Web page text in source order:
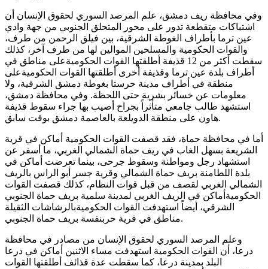
وفي محافظة ريف دمشق، علم المرصد السوري لحقوق الإنسان أن
اشتباكات متقطعة تدور على محور المتحلق الجنوبي من جهة وادي
عين ترما بأطراف الغوطة الشرقية، بين فيلق الرحمن من طرف،
والقوات الحكومية والمسلحين الموالين لها من طرف آخر، كذلك
سقطت أكثر من 12 قذيفة أطلقتها القوات الحكوميةعلى مناطق في
أطراف بلدة عين ترما وقذيفة أخرى أطلقتها القوات الحكوميةعلى
منطقة في أطراف مدينة حرستا بغوطة دمشق الشرقية، ولا
معلومات عن خسائر بشرية حتى اللحظة. وفي محافظة دمشق،
استشهد طالب جامعي متأثراً بجراح أصيب بها جراء سقوط قذيفة
هاون على منطقة الدويلعة بالعاصمة دمشق بوقت سابق.
أما في محافظة حماة، فقد قصفت القوات الحكومية أماكن في قرية
الشريعة بسهل الغاب في ريف حماة الشمالي الغربي، ما أسفر عن
استشهاد رجل ومواطنة وسقوط جرحى، بينما تعرضت أماكن في
بلدة اللطامنة بريف حماة الشمالي وقرية جسر أبو الراس بالريف
الشمالي الغربي لقصف من قبل قوات النظام، كذلك قصفت القوات
الحكوميةأماكن في الريف الغربي لمدينة سلمية بريف حماة الجنوبي
الشرقي، أيضاً استهدفت القوات الحكوميةبالرشاشات الثقيلة
مناطق في قرية حربنفسة بريف حماة الجنوبي.
وعلم المرصد السوري لحقوق الإنسان من مصادر في محافظة
درعا، أن القوات الحكومية استهدفت مساء الاثنين أماكن في درعا
البلد بمدينة درعا، كما سقطت عدة قذائف أطلقتها القوات